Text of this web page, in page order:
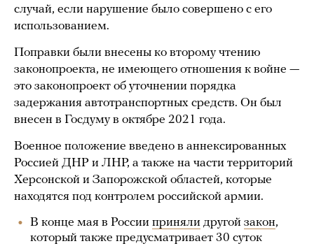
случай, если нарушение было совершено с его
использованием.
Поправки были внесены ко второму чтению
законопроекта, не имеющего отношения к войне —
это законопроект об уточнении порядка
задержания автотранспортных средств. Он был
внесен в Госдуму в октябре 2021 года.
Военное положение введено в аннексированных
Россией ДНР и ЛНР, а также на части территорий
Херсонской и Запорожской областей, которые
находятся под контролем российской армии.
В конце мая в России приняли другой закон,
который также предусматривает 30 суток